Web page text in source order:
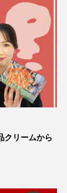
クリームから